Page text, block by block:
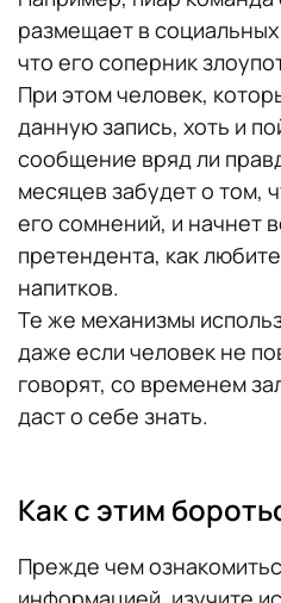
размещает в
что его соперник
При этом человек,
данную запись, хоть и
сообщение вряд ли
месяцев забудет о том,
его сомнений, и начнет
претендента, как
напитков.
Те же механизмы
даже если человек не
говорят, со временем
даст о себе знать.
Как с этим
Прежде чем